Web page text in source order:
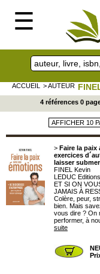
☰
ACCUEIL > AUTEUR
4 références 0
> Faire la paix
exercices
laisser
FINEL Kevin
LEDUC Editions
ET SI ON
JAMAIS À
Colère, peur,
bien. Mais
vous dire ? On
performer, à
suite